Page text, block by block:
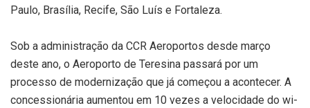
Paulo, Brasília, Recife, São Luís e Fortaleza.
Sob a administração da CCR Aeroportos desde março
deste ano, o Aeroporto de Teresina passará por um
processo de modernização que já começou a acontecer. A
concessionária aumentou em 10 vezes a velocidade do wi-